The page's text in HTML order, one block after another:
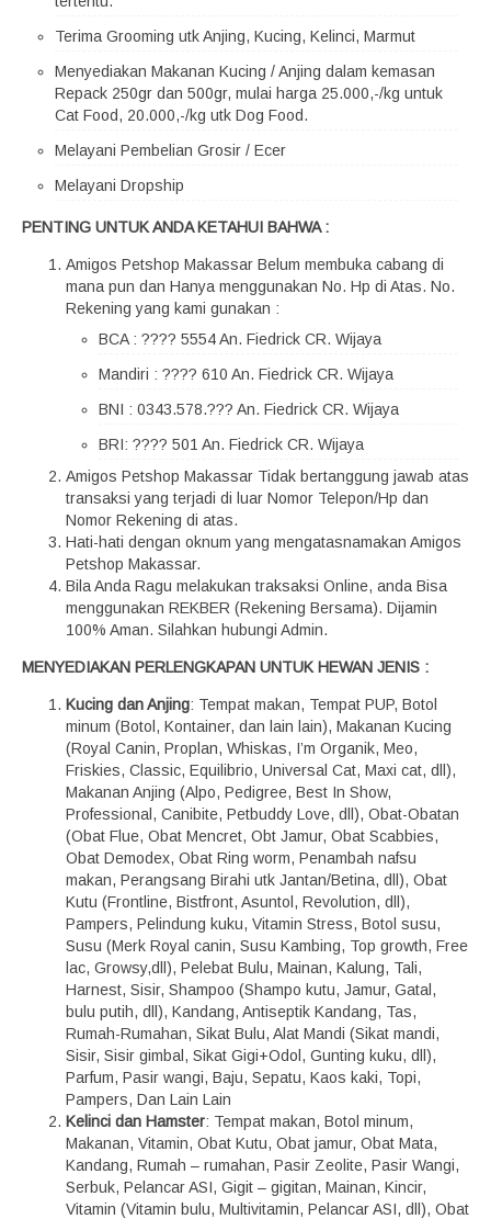
Terima Grooming utk Anjing, Kucing, Kelinci, Marmut
Menyediakan Makanan Kucing / Anjing dalam kemasan
Repack 250gr dan 500gr, mulai harga 25.000,-/kg untuk
Cat Food, 20.000,-/kg utk Dog Food.
Melayani Pembelian Grosir / Ecer
Melayani Dropship
PENTING UNTUK ANDA KETAHUI BAHWA :
Amigos Petshop Makassar Belum membuka cabang di
mana pun dan Hanya menggunakan No. Hp di Atas. No.
Rekening yang kami gunakan :
BCA : ???? 5554 An. Fiedrick CR. Wijaya
Mandiri : ???? 610 An. Fiedrick CR. Wijaya
BNI : 0343.578.??? An. Fiedrick CR. Wijaya
BRI: ???? 501 An. Fiedrick CR. Wijaya
Amigos Petshop Makassar Tidak bertanggung jawab atas
transaksi yang terjadi di luar Nomor Telepon/Hp dan
Nomor Rekening di atas.
Hati-hati dengan oknum yang mengatasnamakan Amigos
Petshop Makassar.
Bila Anda Ragu melakukan traksaksi Online, anda Bisa
menggunakan REKBER (Rekening Bersama). Dijamin
100% Aman. Silahkan hubungi Admin.
MENYEDIAKAN PERLENGKAPAN UNTUK HEWAN JENIS :
Kucing dan Anjing: Tempat makan, Tempat PUP, Botol
minum (Botol, Kontainer, dan lain lain), Makanan Kucing
(Royal Canin, Proplan, Whiskas, I’m Organik, Meo,
Friskies, Classic, Equilibrio, Universal Cat, Maxi cat, dll),
Makanan Anjing (Alpo, Pedigree, Best In Show,
Professional, Canibite, Petbuddy Love, dll), Obat-Obatan
(Obat Flue, Obat Mencret, Obt Jamur, Obat Scabbies,
Obat Demodex, Obat Ring worm, Penambah nafsu
makan, Perangsang Birahi utk Jantan/Betina, dll), Obat
Kutu (Frontline, Bistfront, Asuntol, Revolution, dll),
Pampers, Pelindung kuku, Vitamin Stress, Botol susu,
Susu (Merk Royal canin, Susu Kambing, Top growth, Free
lac, Growsy,dll), Pelebat Bulu, Mainan, Kalung, Tali,
Harnest, Sisir, Shampoo (Shampo kutu, Jamur, Gatal,
bulu putih, dll), Kandang, Antiseptik Kandang, Tas,
Rumah-Rumahan, Sikat Bulu, Alat Mandi (Sikat mandi,
Sisir, Sisir gimbal, Sikat Gigi+Odol, Gunting kuku, dll),
Parfum, Pasir wangi, Baju, Sepatu, Kaos kaki, Topi,
Pampers, Dan Lain Lain
Kelinci dan Hamster: Tempat makan, Botol minum,
Makanan, Vitamin, Obat Kutu, Obat jamur, Obat Mata,
Kandang, Rumah – rumahan, Pasir Zeolite, Pasir Wangi,
Serbuk, Pelancar ASI, Gigit – gigitan, Mainan, Kincir,
Vitamin (Vitamin bulu, Multivitamin, Pelancar ASI, dll), Obat